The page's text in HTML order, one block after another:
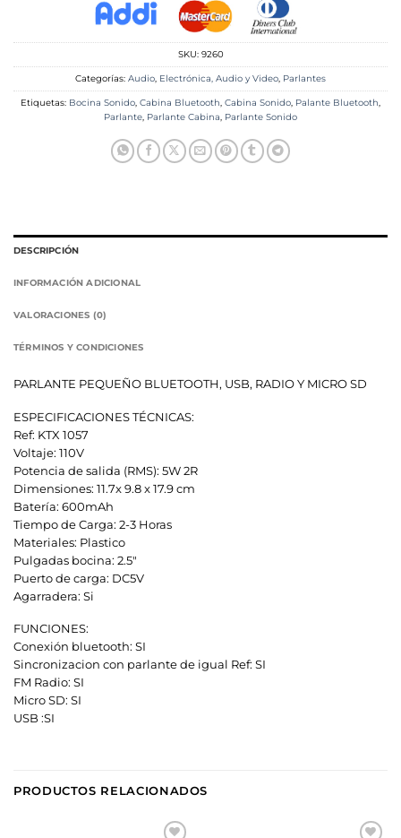
SKU: 9260
Categorías: Audio, Electrónica, Audio y Video, Parlantes
Etiquetas: Bocina Sonido, Cabina Bluetooth, Cabina Sonido, Palante Bluetooth,
Parlante, Parlante Cabina, Parlante Sonido
DESCRIPCIÓN
INFORMACIÓN ADICIONAL
VALORACIONES (0)
TÉRMINOS Y CONDICIONES
PARLANTE PEQUEÑO BLUETOOTH, USB, RADIO Y MICRO SD
ESPECIFICACIONES TÉCNICAS:
Ref: KTX 1057
Voltaje: 110V
Potencia de salida (RMS): 5W 2R
Dimensiones: 11.7x 9.8 x 17.9 cm
Batería: 600mAh
Tiempo de Carga: 2-3 Horas
Materiales: Plastico
Pulgadas bocina: 2.5″
Puerto de carga: DC5V
Agarradera: Si
FUNCIONES:
Conexión bluetooth: SI
Sincronizacion con parlante de igual Ref: SI
FM Radio: SI
Micro SD: SI
USB :SI
PRODUCTOS RELACIONADOS